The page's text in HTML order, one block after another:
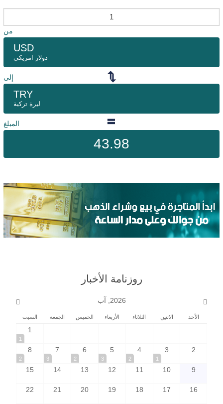
من
USD
دولار امريكي
إلى
TRY
ليرة تركية
المبلغ
43.98
روزنامة الأخبار
2026, آب
الأحد الاثنين الثلاثاء الأربعاء الخميس الجمعة السبت
1
1
2
3
1
4
2
5
3
6
2
7
3
8
2
9
10
11
12
13
14
15
16
17
18
19
20
21
22